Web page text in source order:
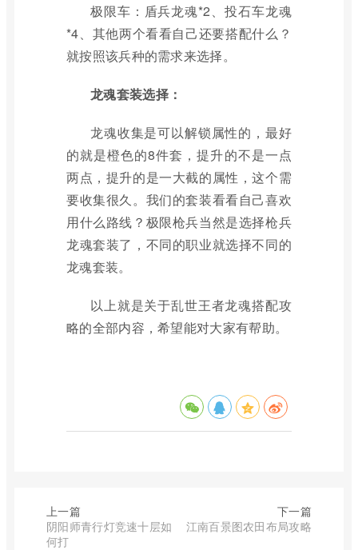
极限车：盾兵龙魂*2、投石车龙魂
*4、其他两个看看自己还要搭配什么？
就按照该兵种的需求来选择。
龙魂套装选择：
龙魂收集是可以解锁属性的，最好
的就是橙色的8件套，提升的不是一点
两点，提升的是一大截的属性，这个需
要收集很久。我们的套装看看自己喜欢
用什么路线？极限枪兵当然是选择枪兵
龙魂套装了，不同的职业就选择不同的
龙魂套装。
以上就是关于乱世王者龙魂搭配攻
略的全部内容，希望能对大家有帮助。
上一篇
阴阳师青行灯竞速十层如
何打
下一篇
江南百景图农田布局攻略